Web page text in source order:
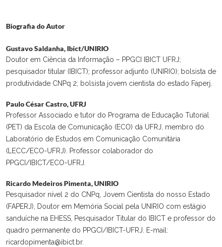
Biografia do Autor
Gustavo Saldanha, Ibict/UNIRIO
Doutor em Ciência da Informação – PPGCI IBICT UFRJ;
pesquisador titular (IBICT); professor adjunto (UNIRIO); bolsista de
produtividade CNPq 2; bolsista jovem cientista do estado Faperj.
Paulo César Castro,UFRJ
Professor Associado e tutor do Programa de Educação Tutorial
(PET) da Escola de Comunicação (ECO) da UFRJ, membro do
Laboratório de Estudos em Comunicação Comunitária
(LECC/ECO-UFRJ). Professor colaborador do
PPGCI/IBICT/ECO-UFRJ.
Ricardo Medeiros Pimenta,UNIRIO
Pesquisador nível 2 do CNPq, Jovem Cientista do nosso Estado
(FAPERJ), Doutor em Memória Social pela UNIRIO com estágio
sanduíche na EHESS, Pesquisador Titular do IBICT e professor do
quadro permanente do PPGCI/IBICT-UFRJ. E-mail:
ricardopimenta@ibict.br.